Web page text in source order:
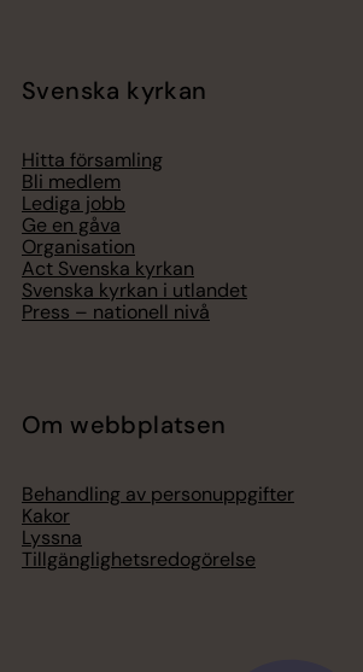
Svenska kyrkan
Hitta församling
Bli medlem
Lediga jobb
Ge en gåva
Organisation
Act Svenska kyrkan
Svenska kyrkan i utlandet
Press – nationell nivå
Om webbplatsen
Behandling av personuppgifter
Kakor
Lyssna
Tillgänglighetsredogörelse